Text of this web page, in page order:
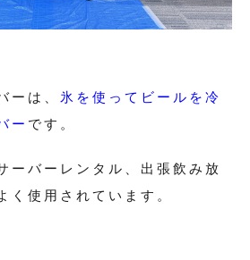
ーは、 氷を使ってビールを冷
ー です。
ーバーレンタル、出張飲み放
く使用されています。